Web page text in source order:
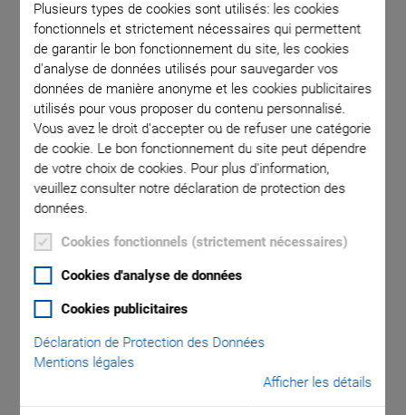
Plusieurs types de cookies sont utilisés: les cookies
fonctionnels et strictement nécessaires qui permettent
de garantir le bon fonctionnement du site, les cookies
d'analyse de données utilisés pour sauvegarder vos
données de manière anonyme et les cookies publicitaires
utilisés pour vous proposer du contenu personnalisé.
Vous avez le droit d'accepter ou de refuser une catégorie
de cookie. Le bon fonctionnement du site peut dépendre
de votre choix de cookies. Pour plus d'information,
veuillez consulter notre déclaration de protection des
données.
Cookies fonctionnels (strictement nécessaires)
Cookies d'analyse de données
Cookies publicitaires
Déclaration de Protection des Données
Mentions légales
Afficher les détails
C-885 PIMotionMaster
Rack with Processor and Interface Module for
Modular Multi-Axis Controller System
Efficient communication with the controller modules